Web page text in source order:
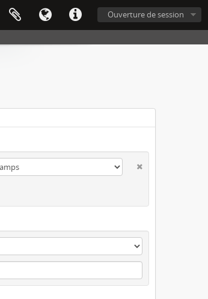
Ouverture de session